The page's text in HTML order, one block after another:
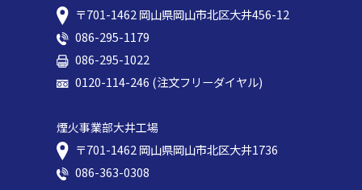
〒701-1462 岡⼭県岡⼭市北区⼤井456-12
086-295-1179
086-295-1022
0120-114-246 (注文フリーダイヤル)
煙火事業部大井工場
〒701-1462 岡⼭県岡⼭市北区⼤井1736
086-363-0308